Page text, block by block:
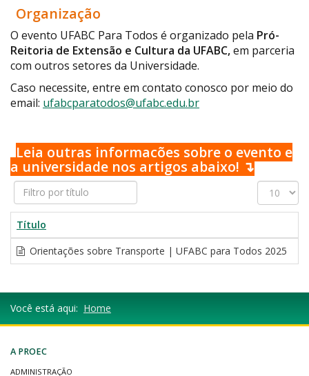
Organização
O evento UFABC Para Todos é organizado pela Pró-
Reitoria de Extensão e Cultura da UFABC,em parceria
com outros setores da Universidade.
Caso necessite, entre em contato conosco por meio do
email: ufabcparatodos@ufabc.edu.br
Leia outras informações sobre o evento e
a universidade nos artigos abaixo! ↴
Filtro
por
título
Exibir
#
Título
Orientações sobre Transporte | UFABC para Todos 2025
Você está aqui: Home
A PROEC
ADMINISTRAÇÃO